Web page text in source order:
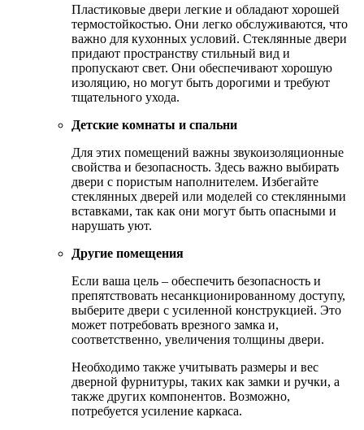
Пластиковые двери легкие и обладают хорошей
термостойкостью. Они легко обслуживаются, что
важно для кухонных условий. Стеклянные двери
придают пространству стильный вид и
пропускают свет. Они обеспечивают хорошую
изоляцию, но могут быть дорогими и требуют
тщательного ухода.
Детские комнаты и спальни
Для этих помещений важны звукоизоляционные
свойства и безопасность. Здесь важно выбирать
двери с пористым наполнителем. Избегайте
стеклянных дверей или моделей со стеклянными
вставками, так как они могут быть опасными и
нарушать уют.
Другие помещения
Если ваша цель – обеспечить безопасность и
препятствовать несанкционированному доступу,
выберите двери с усиленной конструкцией. Это
может потребовать врезного замка и,
соответственно, увеличения толщины двери.
Необходимо также учитывать размеры и вес
дверной фурнитуры, таких как замки и ручки, а
также других компонентов. Возможно,
потребуется усиление каркаса.